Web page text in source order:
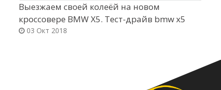
Выезжаем своей колеёй на новом
кроссовере BMW X5. Тест-драйв bmw x5
03 Окт 2018